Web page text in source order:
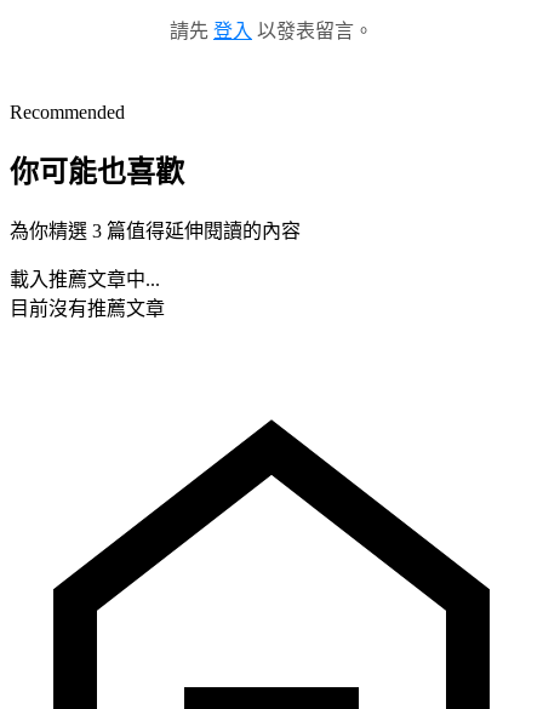
請先 登入 以發表留言。
Recommended
你可能也喜歡
為你精選 3 篇值得延伸閱讀的內容
載入推薦文章中...
目前沒有推薦文章